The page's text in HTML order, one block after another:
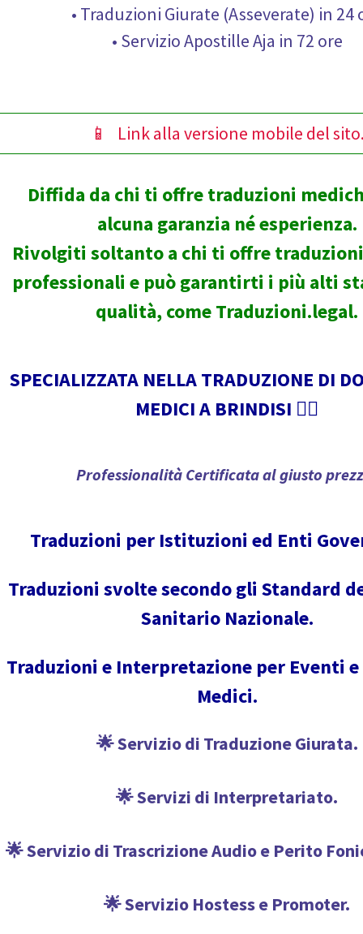
• Traduzioni Giurate (Asseverate) in 24
• Servizio Apostille Aja in 72 ore
📱 Link alla versione mobile del
Diffida da chi ti offre traduzioni
alcuna garanzia né esperienza.
Rivolgiti soltanto a chi ti offre
professionali e può garantirti i più alti
qualità, come Traduzioni.legal.
SPECIALIZZATA NELLA TRADUZIONE DI
MEDICI A BRINDISI 🧑‍⚕️
Professionalità Certificata al giusto
Traduzioni per Istituzioni ed Enti
Traduzioni svolte secondo gli Standard
Sanitario Nazionale.
Traduzioni e Interpretazione per Eventi e
Medici.
🌟 Servizio di Traduzione Giurata.
🌟 Servizi di Interpretariato.
🌟 Servizio di Trascrizione Audio e Perito
🌟 Servizio Hostess e Promoter.